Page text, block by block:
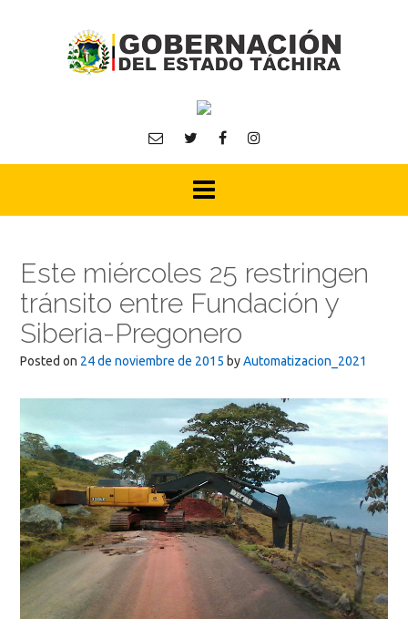
Este miércoles 25 restringen
tránsito entre Fundación y
Siberia-Pregonero
Posted on 24 de noviembre de 2015 byAutomatizacion_2021